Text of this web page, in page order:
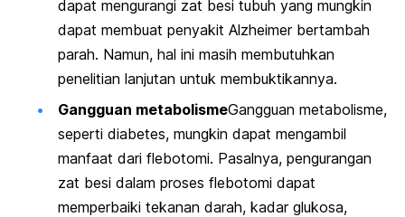
dapat mengurangi zat besi tubuh yang mungkin
dapat membuat penyakit Alzheimer bertambah
parah. Namun, hal ini masih membutuhkan
penelitian lanjutan untuk membuktikannya.
Gangguan metabolismeGangguan metabolisme,
seperti diabetes, mungkin dapat mengambil
manfaat dari flebotomi. Pasalnya, pengurangan
zat besi dalam proses flebotomi dapat
memperbaiki tekanan darah, kadar glukosa,